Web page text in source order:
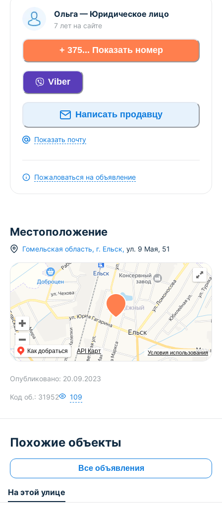
Ольга — Юридическое лицо
7 лет на сайте
+ 375... Показать номер
Viber
Написать продавцу
Показать почту
Пожаловаться на объявление
Местоположение
Гомельская область, г. Ельск, ул. 9 Мая, 51
Условия использования
Как добраться API Карт
Опубликовано: 20.09.2023
Код об.: 31952 109
Похожие объекты
Все объявления
На этой улице